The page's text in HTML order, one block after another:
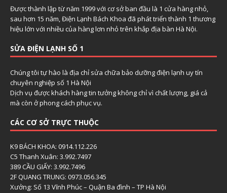
Được thành lập từ năm 1999 với cơ sở ban đầu là 1 cửa hàng nhỏ,
sau hơn 15 năm, Điện Lạnh Bách Khoa đã phát triển thành 1 thương
hiệu lớn với nhiều của hàng lơn nhỏ trên khắp địa bàn Hà Nội.
SỬA ĐIỆN LẠNH SỐ 1
Chúng tôi tự hào là địa chỉ sửa chữa bảo dưỡng điện lạnh uy tín
chuyên nghiệp số 1 Hà Nội
Dịch vụ được khách hàng tin tưởng không chỉ vì chất lượng, giá cả
mà còn ở phong cách phục vụ.
CÁC CƠ SỞ TRỰC THUỘC
K9 BÁCH KHOA: 0914.112.226
C5 Thanh Xuân: 3.992.7497
389 CẦU GIẤY: 3.992.7496
2F QUANG TRUNG: 0973.056.345
Xưởng: Số 13 Vĩnh Phúc – Quận Ba đình – TP Hà Nội